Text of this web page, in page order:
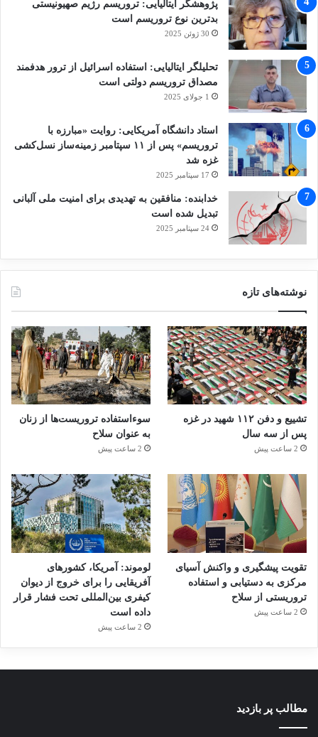
پژوهشگر ایتالیایی: تروریسم رژیم صهیونیستی
بدترین نوع تروریسم است
30 ژوئن 2025
تحلیلگر ایتالیایی: استفاده اسرائیل از ترور هدفمند
مصداق تروریسم دولتی است
1 جولای 2025
استاد دانشگاه آمریکایی: روایت «مبارزه با
تروریسم» پس از ۱۱ سپتامبر زمینه‌ساز نسل‌کشی
غزه شد
17 سپتامبر 2025
خدابنده: منافقین به تهدیدی برای امنیت ملی آلبانی
تبدیل شده است
24 سپتامبر 2025
نوشته‌های تازه
تشییع و دفن ۱۱۲ شهید در غزه
پس از سه سال
2 ساعت پیش
سوءاستفاده تروریست‌ها از زنان
به عنوان سلاح
2 ساعت پیش
تقویت پیشگیری و واکنش آسیای
مرکزی به دستیابی و استفاده
تروریستی از سلاح
2 ساعت پیش
لوموند: آمریکا، کشورهای
آفریقایی را برای خروج از دیوان
کیفری بین‌المللی تحت فشار قرار
داده است
2 ساعت پیش
مطالب پر بازدید